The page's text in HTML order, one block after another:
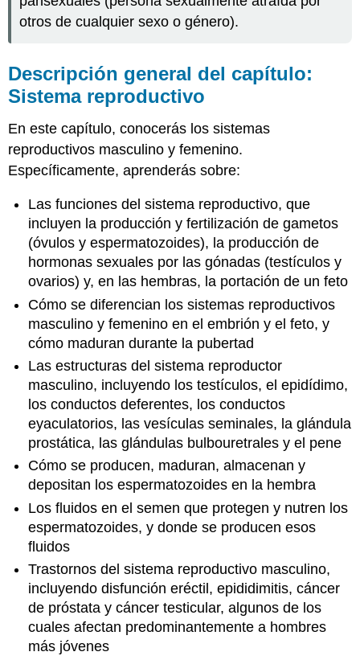
otros de cualquier sexo o género).
Descripción general del capítulo:
Sistema reproductivo
En este capítulo, conocerás los sistemas
reproductivos masculino y femenino.
Específicamente, aprenderás sobre:
Las funciones del sistema reproductivo, que
incluyen la producción y fertilización de gametos
(óvulos y espermatozoides), la producción de
hormonas sexuales por las gónadas (testículos y
ovarios) y, en las hembras, la portación de un feto
Cómo se diferencian los sistemas reproductivos
masculino y femenino en el embrión y el feto, y
cómo maduran durante la pubertad
Las estructuras del sistema reproductor
masculino, incluyendo los testículos, el epidídimo,
los conductos deferentes, los conductos
eyaculatorios, las vesículas seminales, la glándula
prostática, las glándulas bulbouretrales y el pene
Cómo se producen, maduran, almacenan y
depositan los espermatozoides en la hembra
Los fluidos en el semen que protegen y nutren los
espermatozoides, y donde se producen esos
fluidos
Trastornos del sistema reproductivo masculino,
incluyendo disfunción eréctil, epididimitis, cáncer
de próstata y cáncer testicular, algunos de los
cuales afectan predominantemente a hombres
más jóvenes